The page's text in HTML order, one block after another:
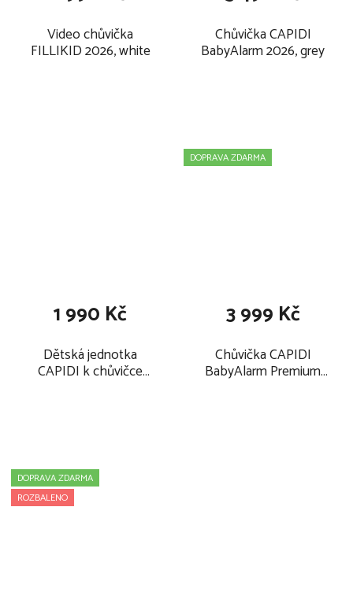
Video chůvička
FILLIKID 2026, white
Chůvička CAPIDI
BabyAlarm 2026, grey
Dětská jednotka
CAPIDI k chůvičce
1 990 Kč
DOPRAVA ZDARMA
Chůvička CAPIDI
BabyAlarm Premium
3 999 Kč
DOPRAVA ZDARMA
ROZBALENO